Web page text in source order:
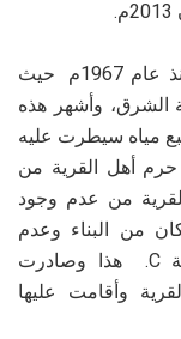
يستهدف الاحتلال الإسرائيلي قرية دوما منذ عام 1967م حيث
جهة الشرق، وأشهر هذه
مياه سيطرت عليه
حرم أهل القرية من
من عدم وجود
من البناء وعدم
C
.
هذا وصادرت
وأقامت عليها